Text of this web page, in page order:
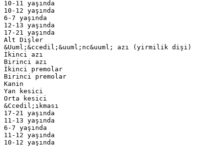
10-11 yaşında
10-12 yaşında
6-7 yaşında
12-13 yaşında
17-21 yaşında
Alt Dişler
&Uuml;&ccedil;&uuml;nc&uuml; azı (yirmilik dişi)
İkinci azı
Birinci azı
İkinci premolar
Birinci premolar
Kanin
Yan kesici
Orta kesici
&Ccedil;ıkması
17-21 yaşında
11-13 yaşında
6-7 yaşında
11-12 yaşında
10-12 yaşında